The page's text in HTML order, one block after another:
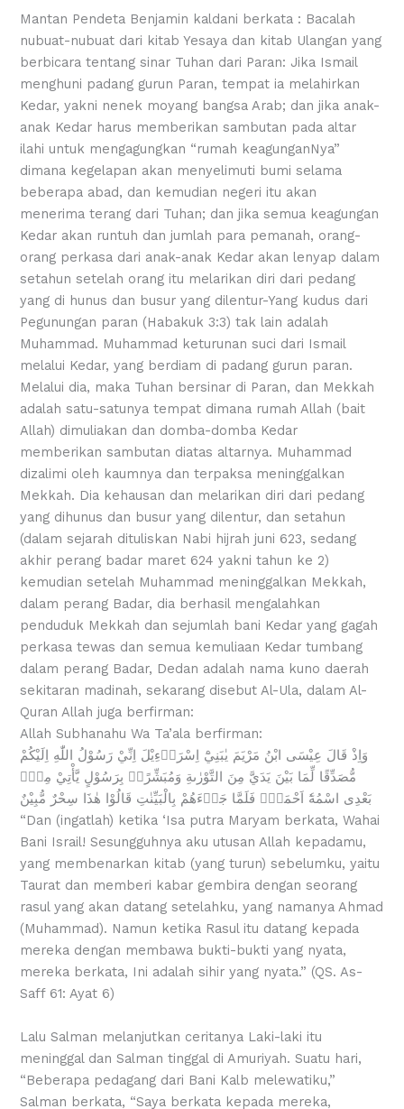
Mantan Pendeta Benjamin kaldani berkata : Bacalah
nubuat-nubuat dari kitab Yesaya dan kitab Ulangan yang
berbicara tentang sinar Tuhan dari Paran: Jika Ismail
menghuni padang gurun Paran, tempat ia melahirkan
Kedar, yakni nenek moyang bangsa Arab; dan jika anak-
anak Kedar harus memberikan sambutan pada altar
ilahi untuk mengagungkan “rumah keagunganNya”
dimana kegelapan akan menyelimuti bumi selama
beberapa abad, dan kemudian negeri itu akan
menerima terang dari Tuhan; dan jika semua keagungan
Kedar akan runtuh dan jumlah para pemanah, orang-
orang perkasa dari anak-anak Kedar akan lenyap dalam
setahun setelah orang itu melarikan diri dari pedang
yang di hunus dan busur yang dilentur-Yang kudus dari
Pegunungan paran (Habakuk 3:3) tak lain adalah
Muhammad. Muhammad keturunan suci dari Ismail
melalui Kedar, yang berdiam di padang gurun paran.
Melalui dia, maka Tuhan bersinar di Paran, dan Mekkah
adalah satu-satunya tempat dimana rumah Allah (bait
Allah) dimuliakan dan domba-domba Kedar
memberikan sambutan diatas altarnya. Muhammad
dizalimi oleh kaumnya dan terpaksa meninggalkan
Mekkah. Dia kehausan dan melarikan diri dari pedang
yang dihunus dan busur yang dilentur, dan setahun
(dalam sejarah dituliskan Nabi hijrah juni 623, sedang
akhir perang badar maret 624 yakni tahun ke 2)
kemudian setelah Muhammad meninggalkan Mekkah,
dalam perang Badar, dia berhasil mengalahkan
penduduk Mekkah dan sejumlah bani Kedar yang gagah
perkasa tewas dan semua kemuliaan Kedar tumbang
dalam perang Badar, Dedan adalah nama kuno daerah
sekitaran madinah, sekarang disebut Al-Ula, dalam Al-
Quran Allah juga berfirman:
Allah Subhanahu Wa Ta’ala berfirman:
وَاِذْ قَالَ عِيْسَى ابْنُ مَرْيَمَ يٰبَنِيْٓ اِسْرَاۤءِيْلَ اِنِّيْ رَسُوْلُ اللّٰهِ اِلَيْكُمْ
مُّصَدِّقًا لِّمَا بَيْنَ يَدَيَّ مِنَ التَّوْرٰىةِ وَمُبَشِّرًاۢ بِرَسُوْلٍ يَّأْتِيْ مِنْۢ
بَعْدِى اسْمُهٗٓ اَحْمَدُۗ فَلَمَّا جَاۤءَهُمْ بِالْبَيِّنٰتِ قَالُوْا هٰذَا سِحْرٌ مُّبِيْنٌ
“Dan (ingatlah) ketika ‘Isa putra Maryam berkata, Wahai
Bani Israil! Sesungguhnya aku utusan Allah kepadamu,
yang membenarkan kitab (yang turun) sebelumku, yaitu
Taurat dan memberi kabar gembira dengan seorang
rasul yang akan datang setelahku, yang namanya Ahmad
(Muhammad). Namun ketika Rasul itu datang kepada
mereka dengan membawa bukti-bukti yang nyata,
mereka berkata, Ini adalah sihir yang nyata.” (QS. As-
Saff 61: Ayat 6)
Lalu Salman melanjutkan ceritanya Laki-laki itu
meninggal dan Salman tinggal di Amuriyah. Suatu hari,
“Beberapa pedagang dari Bani Kalb melewatiku,”
Salman berkata, “Saya berkata kepada mereka,